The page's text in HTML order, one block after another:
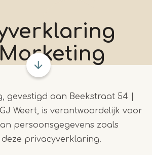
gevestigd aan Beekstraat 54 |
GJ Weert, is verantwoordelijk voor
persoonsgegevens zoals
privacyverklaring.